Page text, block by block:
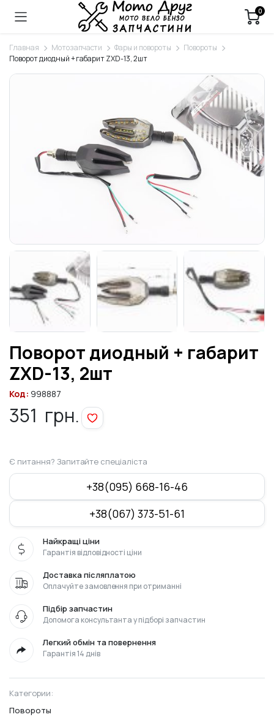
0
Главная Мотозапчасти Фары и повороты
Повороты
Поворот диодный + габарит ZXD-13, 2шт
Поворот диодный + габарит
ZXD-13, 2шт
Код: 998887
351 грн.
Є питання? Запитайте спеціаліста
+38(095) 668-16-46
+38(067) 373-51-61
Найкращі ціни
Гарантія відповідності ціни
Доставка післяплатою
Оплачуйте замовлення при отриманні
Підбір запчастин
Допомога консультанта у підборі запчастин
Легкий обмін та повернення
Гарантія 14 днів
Категории:
Повороты